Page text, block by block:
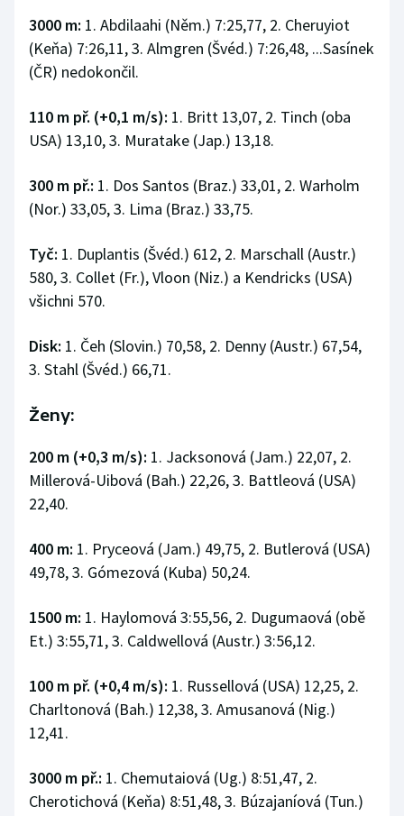
3000 m: 1. Abdilaahi (Něm.) 7:25,77, 2. Cheruyiot
(Keňa) 7:26,11, 3. Almgren (Švéd.) 7:26,48, ...Sasínek
(ČR) nedokončil.
110 m př. (+0,1 m/s): 1. Britt 13,07, 2. Tinch (oba
USA) 13,10, 3. Muratake (Jap.) 13,18.
300 m př.: 1. Dos Santos (Braz.) 33,01, 2. Warholm
(Nor.) 33,05, 3. Lima (Braz.) 33,75.
Tyč: 1. Duplantis (Švéd.) 612, 2. Marschall (Austr.)
580, 3. Collet (Fr.), Vloon (Niz.) a Kendricks (USA)
všichni 570.
Disk: 1. Čeh (Slovin.) 70,58, 2. Denny (Austr.) 67,54,
3. Stahl (Švéd.) 66,71.
Ženy:
200 m (+0,3 m/s): 1. Jacksonová (Jam.) 22,07, 2.
Millerová-Uibová (Bah.) 22,26, 3. Battleová (USA)
22,40.
400 m: 1. Pryceová (Jam.) 49,75, 2. Butlerová (USA)
49,78, 3. Gómezová (Kuba) 50,24.
1500 m: 1. Haylomová 3:55,56, 2. Dugumaová (obě
Et.) 3:55,71, 3. Caldwellová (Austr.) 3:56,12.
100 m př. (+0,4 m/s): 1. Russellová (USA) 12,25, 2.
Charltonová (Bah.) 12,38, 3. Amusanová (Nig.)
12,41.
3000 m př.: 1. Chemutaiová (Ug.) 8:51,47, 2.
Cherotichová (Keňa) 8:51,48, 3. Búzajaníová (Tun.)